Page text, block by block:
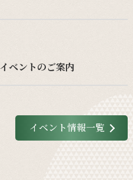
ベントのご案内
イベント情報一覧